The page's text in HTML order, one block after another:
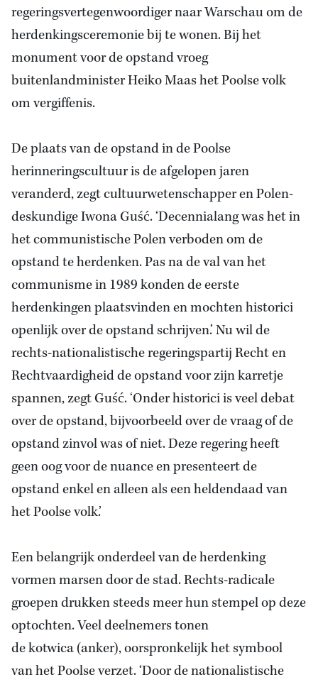
regeringsvertegenwoordiger naar Warschau om de
herdenkingsceremonie bij te wonen. Bij het
monument voor de opstand vroeg
buitenlandminister Heiko Maas het Poolse volk
om vergiffenis.
De plaats van de opstand in de Poolse
herinneringscultuur is de afgelopen jaren
veranderd, zegt cultuurwetenschapper en Polen-
deskundige Iwona Guść. ‘Decennialang was het in
het communistische Polen verboden om de
opstand te herdenken. Pas na de val van het
communisme in 1989 konden de eerste
herdenkingen plaatsvinden en mochten historici
openlijk over de opstand schrijven.’ Nu wil de
rechts-nationalistische regeringspartij Recht en
Rechtvaardigheid de opstand voor zijn karretje
spannen, zegt Guść. ‘Onder historici is veel debat
over de opstand, bijvoorbeeld over de vraag of de
opstand zinvol was of niet. Deze regering heeft
geen oog voor de nuance en presenteert de
opstand enkel en alleen als een heldendaad van
het Poolse volk.’
Een belangrijk onderdeel van de herdenking
vormen marsen door de stad. Rechts-radicale
groepen drukken steeds meer hun stempel op deze
optochten. Veel deelnemers tonen
de kotwica (anker), oorspronkelijk het symbool
van het Poolse verzet. ‘Door de nationalistische